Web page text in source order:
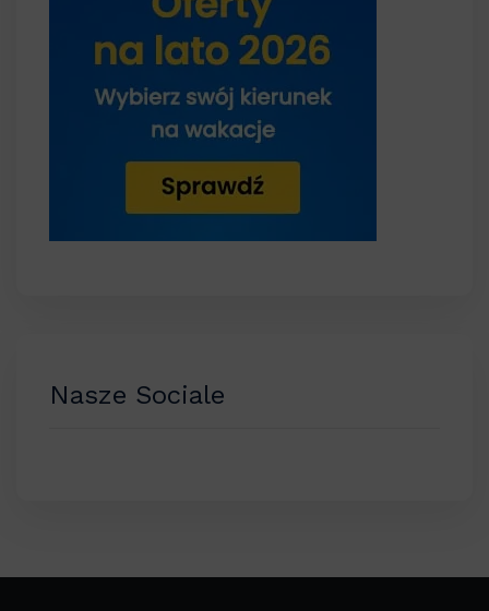
Nasze Sociale